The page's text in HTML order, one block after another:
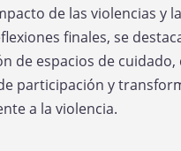
de las violencias y
finales, se
de espacios de
participación y
a la violencia.